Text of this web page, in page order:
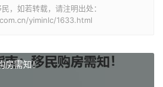
，如若转载，请注明出处：
yiminlc/1633.html
房需知！